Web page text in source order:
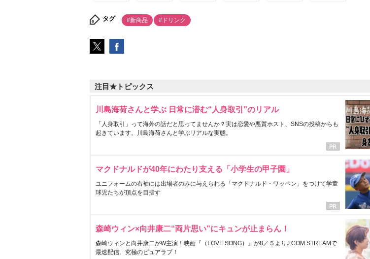
タグ #新商品 #ドリンク
注目★トピックス
川島海荷さんと学ぶ 日常に潜む“人身取引”のリアル
「人身取引」って海外の話だと思ってませんか？実は恋愛や悪質ホスト、SNSの投稿からも
起きています。川島海荷さんと学ぶリアルな実態。
マクドナルドが40年にわたり支える「小学生の甲子園」
ユニフォームの右袖には出場者のみに与えられる「マクドナルド・ワッペン」をつけて学童
球児たちが頂点を目指す
森崎ウィン×向井康二“両片思い”にキュンが止まらん！
森崎ウィンと向井康二がW主演！映画『（LOVE SONG）』が8／５よりJ:COM STREAMで
最速配信。究極のピュアラブ！